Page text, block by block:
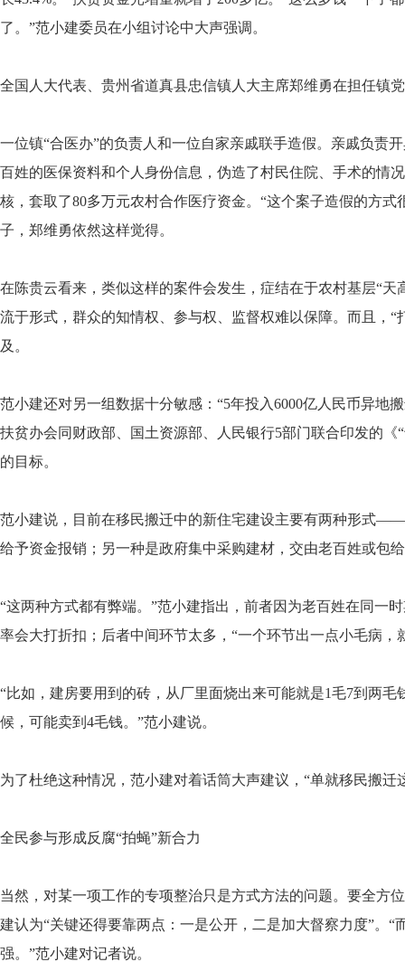
了。”范小建委员在小组讨论中大声强调。
全国人大代表、贵州省道真县忠信镇人大主席郑维勇在担任镇
一位镇“合医办”的负责人和一位自家亲戚联手造假。亲戚负责
百姓的医保资料和个人身份信息，伪造了村民住院、手术的情
核，套取了80多万元农村合作医疗资金。“这个案子造假的方
子，郑维勇依然这样觉得。
在陈贵云看来，类似这样的案件会发生，症结在于农村基层“
流于形式，群众的知情权、参与权、监督权难以保障。而且，
及。
范小建还对另一组数据十分敏感：“5年投入6000亿人民币异地
扶贫办会同财政部、国土资源部、人民银行5部门联合印发的
的目标。
范小建说，目前在移民搬迁中的新住宅建设主要有两种形式
给予资金报销；另一种是政府集中采购建材，交由老百姓或包
“这两种方式都有弊端。”范小建指出，前者因为老百姓在同一
率会大打折扣；后者中间环节太多，“一个环节出一点小毛病，
“比如，建房要用到的砖，从厂里面烧出来可能就是1毛7到两
候，可能卖到4毛钱。”范小建说。
为了杜绝这种情况，范小建对着话筒大声建议，“单就移民搬
全民参与形成反腐“拍蝇”新合力
当然，对某一项工作的专项整治只是方式方法的问题。要全方
建认为“关键还得要靠两点：一是公开，二是加大督察力度”。
强。”范小建对记者说。